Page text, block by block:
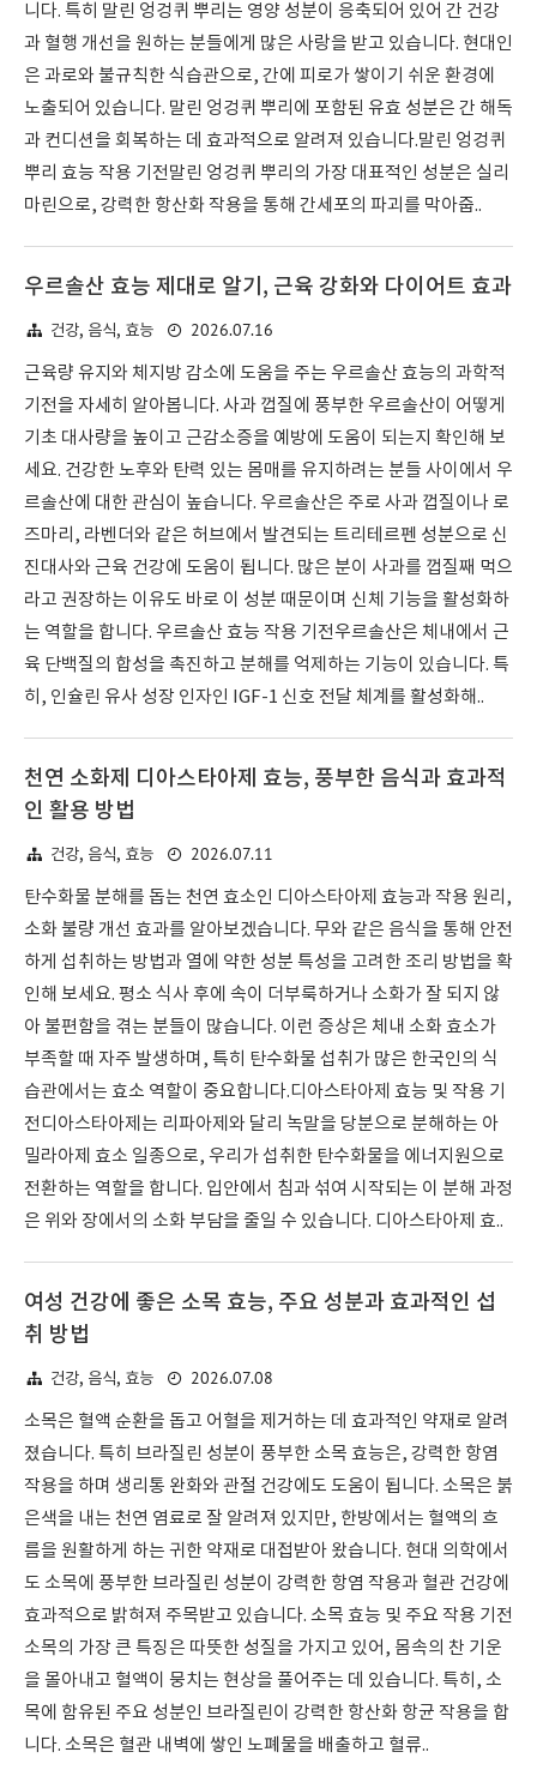
니다. 특히 말린 엉겅퀴 뿌리는 영양 성분이 응축되어 있어 간 건강
과 혈행 개선을 원하는 분들에게 많은 사랑을 받고 있습니다. 현대인
은 과로와 불규칙한 식습관으로, 간에 피로가 쌓이기 쉬운 환경에
노출되어 있습니다. 말린 엉겅퀴 뿌리에 포함된 유효 성분은 간 해독
과 컨디션을 회복하는 데 효과적으로 알려져 있습니다.말린 엉겅퀴
뿌리 효능 작용 기전말린 엉겅퀴 뿌리의 가장 대표적인 성분은 실리
마린으로, 강력한 항산화 작용을 통해 간세포의 파괴를 막아줍..
우르솔산 효능 제대로 알기, 근육 강화와 다이어트 효과
건강, 음식, 효능 2026.07.16
근육량 유지와 체지방 감소에 도움을 주는 우르솔산 효능의 과학적
기전을 자세히 알아봅니다. 사과 껍질에 풍부한 우르솔산이 어떻게
기초 대사량을 높이고 근감소증을 예방에 도움이 되는지 확인해 보
세요. 건강한 노후와 탄력 있는 몸매를 유지하려는 분들 사이에서 우
르솔산에 대한 관심이 높습니다. 우르솔산은 주로 사과 껍질이나 로
즈마리, 라벤더와 같은 허브에서 발견되는 트리테르펜 성분으로 신
진대사와 근육 건강에 도움이 됩니다. 많은 분이 사과를 껍질째 먹으
라고 권장하는 이유도 바로 이 성분 때문이며 신체 기능을 활성화하
는 역할을 합니다. 우르솔산 효능 작용 기전우르솔산은 체내에서 근
육 단백질의 합성을 촉진하고 분해를 억제하는 기능이 있습니다. 특
히, 인슐린 유사 성장 인자인 IGF-1 신호 전달 체계를 활성화해..
천연 소화제 디아스타아제 효능, 풍부한 음식과 효과적
인 활용 방법
건강, 음식, 효능 2026.07.11
탄수화물 분해를 돕는 천연 효소인 디아스타아제 효능과 작용 원리,
소화 불량 개선 효과를 알아보겠습니다. 무와 같은 음식을 통해 안전
하게 섭취하는 방법과 열에 약한 성분 특성을 고려한 조리 방법을 확
인해 보세요. 평소 식사 후에 속이 더부룩하거나 소화가 잘 되지 않
아 불편함을 겪는 분들이 많습니다. 이런 증상은 체내 소화 효소가
부족할 때 자주 발생하며, 특히 탄수화물 섭취가 많은 한국인의 식
습관에서는 효소 역할이 중요합니다.디아스타아제 효능 및 작용 기
전디아스타아제는 리파아제와 달리 녹말을 당분으로 분해하는 아
밀라아제 효소 일종으로, 우리가 섭취한 탄수화물을 에너지원으로
전환하는 역할을 합니다. 입안에서 침과 섞여 시작되는 이 분해 과정
은 위와 장에서의 소화 부담을 줄일 수 있습니다. 디아스타아제 효..
여성 건강에 좋은 소목 효능, 주요 성분과 효과적인 섭
취 방법
건강, 음식, 효능 2026.07.08
소목은 혈액 순환을 돕고 어혈을 제거하는 데 효과적인 약재로 알려
졌습니다. 특히 브라질린 성분이 풍부한 소목 효능은, 강력한 항염
작용을 하며 생리통 완화와 관절 건강에도 도움이 됩니다. 소목은 붉
은색을 내는 천연 염료로 잘 알려져 있지만, 한방에서는 혈액의 흐
름을 원활하게 하는 귀한 약재로 대접받아 왔습니다. 현대 의학에서
도 소목에 풍부한 브라질린 성분이 강력한 항염 작용과 혈관 건강에
효과적으로 밝혀져 주목받고 있습니다. 소목 효능 및 주요 작용 기전
소목의 가장 큰 특징은 따뜻한 성질을 가지고 있어, 몸속의 찬 기운
을 몰아내고 혈액이 뭉치는 현상을 풀어주는 데 있습니다. 특히, 소
목에 함유된 주요 성분인 브라질린이 강력한 항산화 항균 작용을 합
니다. 소목은 혈관 내벽에 쌓인 노폐물을 배출하고 혈류..